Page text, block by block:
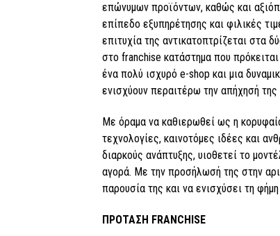
επώνυμων προϊόντων, καθώς και
επίπεδο εξυπηρέτησης και φιλικές
επιτυχία της αντικατοπτρίζεται στα
στο franchise κατάστημα που
ένα πολύ ισχυρό e-shop και μια
ενισχύουν περαιτέρω την απήχησή της
Με όραμα να καθιερωθεί ως η
τεχνολογίες, καινοτόμες ιδέες και
διαρκούς ανάπτυξης, υιοθετεί το
αγορά. Με την προσήλωσή της στην
παρουσία της και να ενισχύσει τη
ΠΡΟΤΑΣΗ FRANCHISE